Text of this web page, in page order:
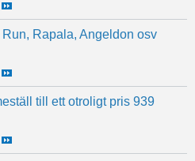
Rapala, Angeldon osv
till ett otroligt pris 939